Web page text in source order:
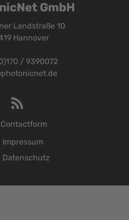
GmbH
Landstraße 10
Hannover
/ 9390072
Contactform
Impressum
Datenschutz